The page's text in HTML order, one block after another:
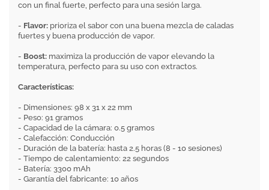
con un final fuerte, perfecto para una sesión larga.
- Flavor: prioriza el sabor con una buena mezcla de caladas
fuertes y buena producción de vapor.
- Boost: maximiza la producción de vapor elevando la
temperatura, perfecto para su uso con extractos.
Características:
- Dimensiones: 98 x 31 x 22 mm
- Peso: 91 gramos
- Capacidad de la cámara: 0.5 gramos
- Calefacción: Conducción
- Duración de la batería: hasta 2.5 horas (8 - 10 sesiones)
- Tiempo de calentamiento: 22 segundos
- Batería: 3300 mAh
- Garantía del fabricante: 10 años